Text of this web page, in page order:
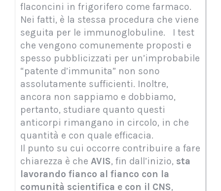
flaconcini in frigorifero come farmaco.
Nei fatti, è la stessa procedura che viene
seguita per le immunoglobuline. I test
che vengono comunemente proposti e
spesso pubblicizzati per un’improbabile
“patente d’immunita” non sono
assolutamente sufficienti. Inoltre,
ancora non sappiamo e dobbiamo,
pertanto, studiare quanto questi
anticorpi rimangano in circolo, in che
quantità e con quale efficacia.
Il punto su cui occorre contribuire a fare
chiarezza è che AVIS, fin dall’inizio, sta
lavorando fianco al fianco con la
comunità scientifica e con il CNS,